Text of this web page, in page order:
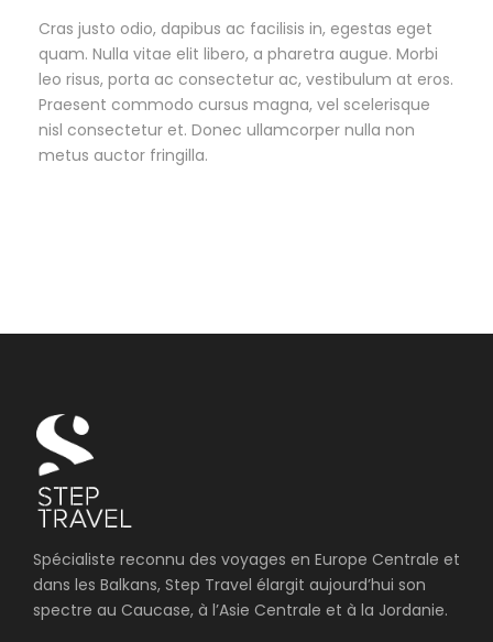
Cras justo odio, dapibus ac facilisis in, egestas eget
quam. Nulla vitae elit libero, a pharetra augue. Morbi
leo risus, porta ac consectetur ac, vestibulum at eros.
Praesent commodo cursus magna, vel scelerisque
nisl consectetur et. Donec ullamcorper nulla non
metus auctor fringilla.
Spécialiste reconnu des voyages en Europe Centrale et
dans les Balkans, Step Travel élargit aujourd’hui son
spectre au Caucase, à l’Asie Centrale et à la Jordanie.